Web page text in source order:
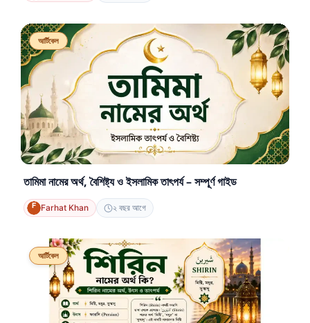
আর্টিকেল
তামিমা নামের অর্থ, বৈশিষ্ট্য ও ইসলামিক তাৎপর্য – সম্পূর্ণ গাইড
Farhat Khan ২ বছর আগে
আর্টিকেল